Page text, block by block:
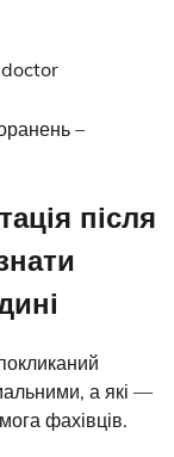
doctor
після
а які —
фахівців.